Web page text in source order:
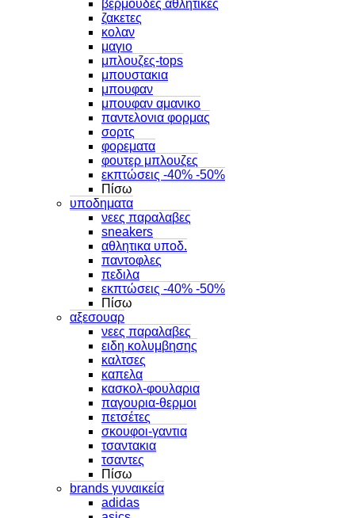
βερμουδες αθλητικες
ζακετες
κολαν
μαγιο
μπλουζες-tops
μπουστακια
μπουφαν
μπουφαν αμανικο
παντελονια φορμας
σορτς
φορεματα
φουτερ μπλουζες
εκπτώσεις -40% -50%
Πίσω
υποδηματα
νεες παραλαβες
sneakers
αθλητικα υποδ.
παντοφλες
πεδιλα
εκπτώσεις -40% -50%
Πίσω
αξεσουαρ
νεες παραλαβες
ειδη κολυμβησης
καλτσες
καπελα
κασκολ-φουλαρια
παγουρια-θερμοι
πετσέτες
σκουφοι-γαντια
τσαντακια
τσαντες
Πίσω
brands γυναικεία
adidas